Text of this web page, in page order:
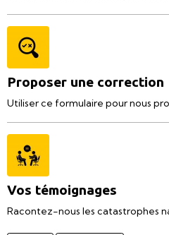
Proposer une correction
Utiliser ce formulaire pour nous
Vos témoignages
Racontez-nous les catastrophes